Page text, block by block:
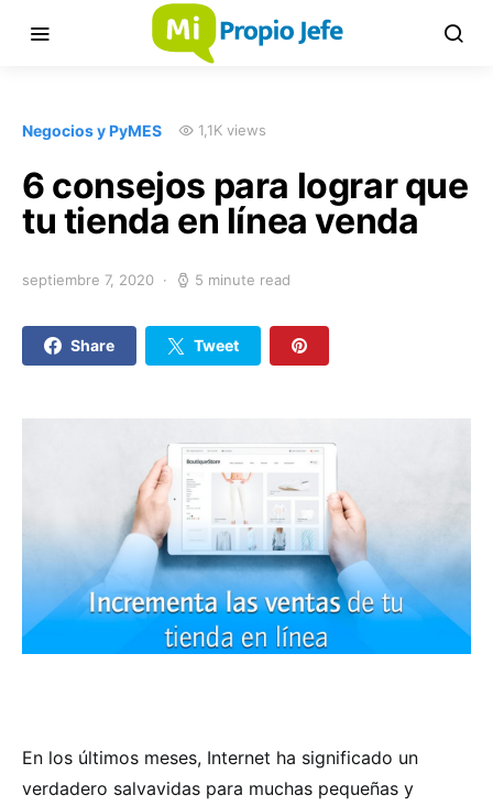
Negocios y PyMES 1,1K views
6 consejos para lograr que
tu tienda en línea venda
septiembre 7, 2020 5 minute read
Share Tweet
En los últimos meses, Internet ha significado un
verdadero salvavidas para muchas pequeñas y